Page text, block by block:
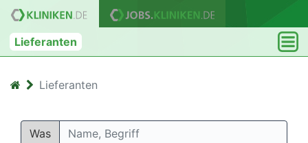
Lieferanten
Lieferanten
Was